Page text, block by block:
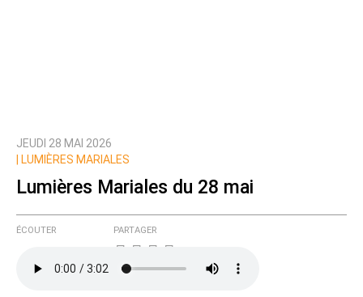
JEUDI 28 MAI 2026
LUMIÈRES MARIALES
Lumières Mariales du 28 mai
ÉCOUTER PARTAGER